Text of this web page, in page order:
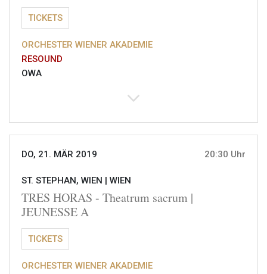
TICKETS
ORCHESTER WIENER AKADEMIE
RESOUND
OWA
DO, 21. MÄR 2019 20:30 Uhr
ST. STEPHAN, WIEN | WIEN
TRES HORAS - Theatrum sacrum |
JEUNESSE A
TICKETS
ORCHESTER WIENER AKADEMIE